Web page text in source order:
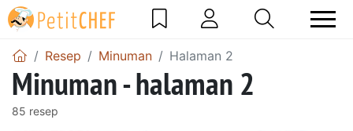
Resep Minuman Halaman 2
Minuman - halaman 2
85 resep